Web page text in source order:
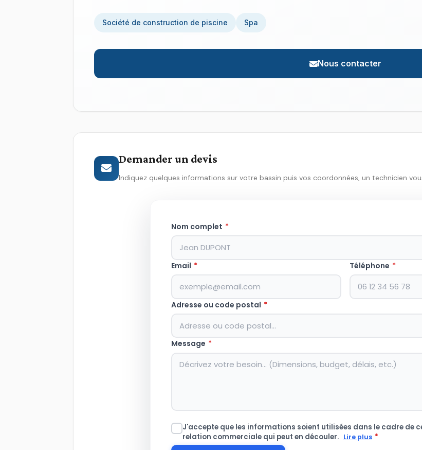
Société de construction de piscine Spa
Nous contacter
Demander un devis
Indiquez quelques informations sur votre bassin puis vos coordonnées, un technicien
Nom complet *
Email * Téléphone *
Adresse ou code postal *
Message *
J'accepte que les informations soient utilisées dans le cadre de
relation commerciale qui peut en découler. Lire plus *